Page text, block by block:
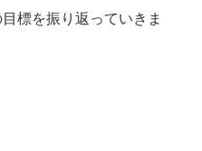
標を振り返っていきま